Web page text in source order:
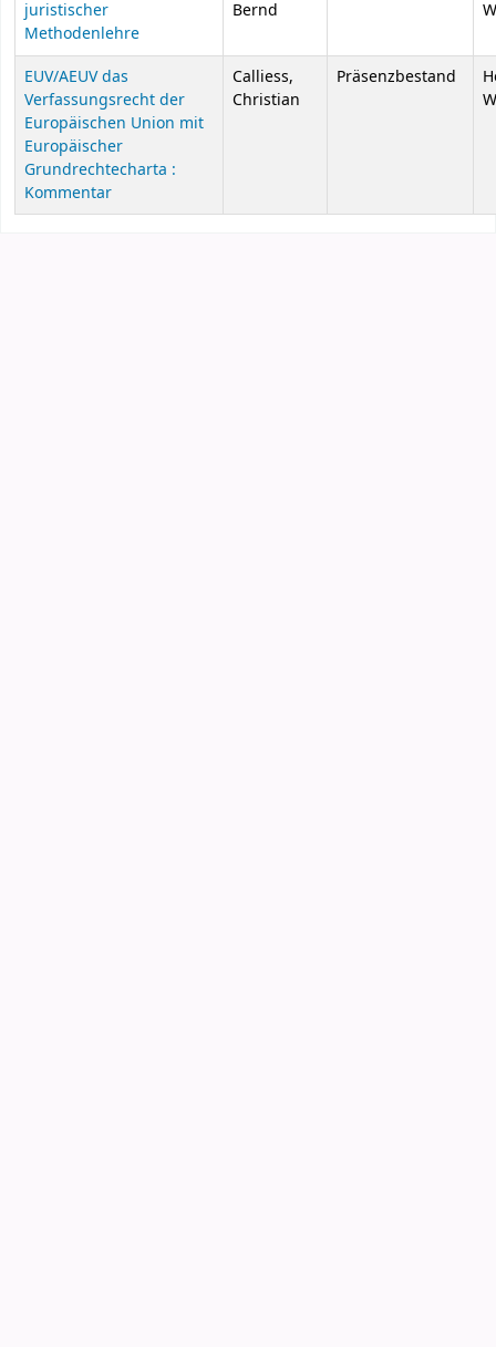
juristischer
Methodenlehre
Bernd
EUV/AEUV das
Verfassungsrecht der
Europäischen Union mit
Europäischer
Grundrechtecharta :
Kommentar
Calliess,
Christian
Präsenzbestand